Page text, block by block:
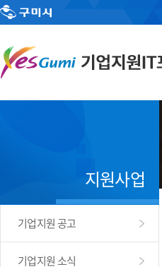
지원사업
기업지원 공고
기업지원 소식